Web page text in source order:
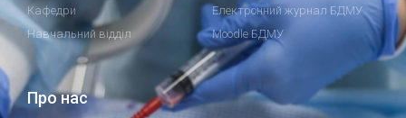
Кафедри
Навчальний відділ
Електронний журнал БДМУ
Moodle БДМУ
Про нас